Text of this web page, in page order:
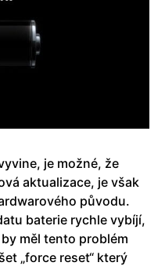
je možné, že
aktualizace, je však
původu.
baterie rychle vybíjí,
měl tento problém
„force reset“ který